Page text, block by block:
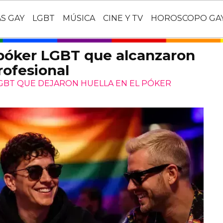
GAY LGBT MÚSICA CINE Y TV HOROSCOPO
LGBT que alcanzaron
QUE DEJARON HUELLA EN EL PÓKER